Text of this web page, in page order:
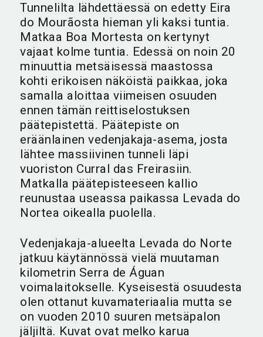
Tunnelilta lähdettäessä on edetty Eira
do Mourãosta hieman yli kaksi tuntia.
Matkaa Boa Mortesta on kertynyt
vajaat kolme tuntia. Edessä on noin 20
minuuttia metsäisessä maastossa
kohti erikoisen näköistä paikkaa, joka
samalla aloittaa viimeisen osuuden
ennen tämän reittiselostuksen
päätepistettä. Päätepiste on
eräänlainen vedenjakaja-asema, josta
lähtee massiivinen tunneli läpi
vuoriston Curral das Freirasiin.
Matkalla päätepisteeseen kallio
reunustaa useassa paikassa Levada do
Nortea oikealla puolella.
Vedenjakaja-alueelta Levada do Norte
jatkuu käytännössä vielä muutaman
kilometrin Serra de Águan
voimalaitokselle. Kyseisestä osuudesta
olen ottanut kuvamateriaalia mutta se
on vuoden 2010 suuren metsäpalon
jäljiltä. Kuvat ovat melko karua